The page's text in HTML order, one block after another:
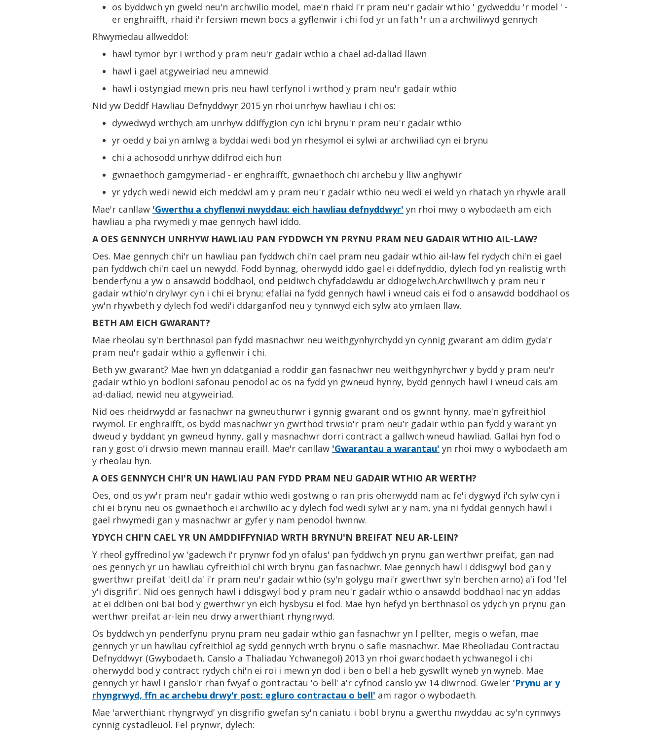
os byddwch yn gweld neu'n archwilio model, mae'n rhaid i'r pram neu'r gadair wthio ' gydweddu 'r model ' -
er enghraifft, rhaid i'r fersiwn mewn bocs a gyflenwir i chi fod yr un fath 'r un a archwiliwyd gennych
Rhwymedau allweddol:
hawl tymor byr i wrthod y pram neu'r gadair wthio a chael ad-daliad llawn
hawl i gael atgyweiriad neu amnewid
hawl i ostyngiad mewn pris neu hawl terfynol i wrthod y pram neu'r gadair wthio
Nid yw Deddf Hawliau Defnyddwyr 2015 yn rhoi unrhyw hawliau i chi os:
dywedwyd wrthych am unrhyw ddiffygion cyn ichi brynu'r pram neu'r gadair wthio
yr oedd y bai yn amlwg a byddai wedi bod yn rhesymol ei sylwi ar archwiliad cyn ei brynu
chi a achosodd unrhyw ddifrod eich hun
gwnaethoch gamgymeriad - er enghraifft, gwnaethoch chi archebu y lliw anghywir
yr ydych wedi newid eich meddwl am y pram neu'r gadair wthio neu wedi ei weld yn rhatach yn rhywle arall
Mae'r canllaw 'Gwerthu a chyflenwi nwyddau: eich hawliau defnyddwyr' yn rhoi mwy o wybodaeth am eich
hawliau a pha rwymedi y mae gennych hawl iddo.
A OES GENNYCH UNRHYW HAWLIAU PAN FYDDWCH YN PRYNU PRAM NEU GADAIR WTHIO AIL-LAW?
Oes. Mae gennych chi'r un hawliau pan fyddwch chi'n cael pram neu gadair wthio ail-law fel rydych chi'n ei gael
pan fyddwch chi'n cael un newydd. Fodd bynnag, oherwydd iddo gael ei ddefnyddio, dylech fod yn realistig wrth
benderfynu a yw o ansawdd boddhaol, ond peidiwch chyfaddawdu ar ddiogelwch.Archwiliwch y pram neu'r
gadair wthio'n drylwyr cyn i chi ei brynu; efallai na fydd gennych hawl i wneud cais ei fod o ansawdd boddhaol os
yw'n rhywbeth y dylech fod wedi'i ddarganfod neu y tynnwyd eich sylw ato ymlaen llaw.
BETH AM EICH GWARANT?
Mae rheolau sy'n berthnasol pan fydd masnachwr neu weithgynhyrchydd yn cynnig gwarant am ddim gyda'r
pram neu'r gadair wthio a gyflenwir i chi.
Beth yw gwarant? Mae hwn yn ddatganiad a roddir gan fasnachwr neu weithgynhyrchwr y bydd y pram neu'r
gadair wthio yn bodloni safonau penodol ac os na fydd yn gwneud hynny, bydd gennych hawl i wneud cais am
ad-daliad, newid neu atgyweiriad.
Nid oes rheidrwydd ar fasnachwr na gwneuthurwr i gynnig gwarant ond os gwnnt hynny, mae'n gyfreithiol
rwymol. Er enghraifft, os bydd masnachwr yn gwrthod trwsio'r pram neu'r gadair wthio pan fydd y warant yn
dweud y byddant yn gwneud hynny, gall y masnachwr dorri contract a gallwch wneud hawliad. Gallai hyn fod o
ran y gost o'i drwsio mewn mannau eraill. Mae'r canllaw 'Gwarantau a warantau' yn rhoi mwy o wybodaeth am
y rheolau hyn.
A OES GENNYCH CHI'R UN HAWLIAU PAN FYDD PRAM NEU GADAIR WTHIO AR WERTH?
Oes, ond os yw'r pram neu'r gadair wthio wedi gostwng o ran pris oherwydd nam ac fe'i dygwyd i'ch sylw cyn i
chi ei brynu neu os gwnaethoch ei archwilio ac y dylech fod wedi sylwi ar y nam, yna ni fyddai gennych hawl i
gael rhwymedi gan y masnachwr ar gyfer y nam penodol hwnnw.
YDYCH CHI'N CAEL YR UN AMDDIFFYNIAD WRTH BRYNU'N BREIFAT NEU AR-LEIN?
Y rheol gyffredinol yw 'gadewch i'r prynwr fod yn ofalus' pan fyddwch yn prynu gan werthwr preifat, gan nad
oes gennych yr un hawliau cyfreithiol chi wrth brynu gan fasnachwr. Mae gennych hawl i ddisgwyl bod gan y
gwerthwr preifat 'deitl da' i'r pram neu'r gadair wthio (sy'n golygu mai'r gwerthwr sy'n berchen arno) a'i fod 'fel
y'i disgrifir'. Nid oes gennych hawl i ddisgwyl bod y pram neu'r gadair wthio o ansawdd boddhaol nac yn addas
at ei ddiben oni bai bod y gwerthwr yn eich hysbysu ei fod. Mae hyn hefyd yn berthnasol os ydych yn prynu gan
werthwr preifat ar-lein neu drwy arwerthiant rhyngrwyd.
Os byddwch yn penderfynu prynu pram neu gadair wthio gan fasnachwr yn l pellter, megis o wefan, mae
gennych yr un hawliau cyfreithiol ag sydd gennych wrth brynu o safle masnachwr. Mae Rheoliadau Contractau
Defnyddwyr (Gwybodaeth, Canslo a Thaliadau Ychwanegol) 2013 yn rhoi gwarchodaeth ychwanegol i chi
oherwydd bod y contract rydych chi'n ei roi i mewn yn dod i ben o bell a heb gyswllt wyneb yn wyneb. Mae
gennych yr hawl i ganslo'r rhan fwyaf o gontractau 'o bell' a'r cyfnod canslo yw 14 diwrnod. Gweler 'Prynu ar y
rhyngrwyd, ffn ac archebu drwy'r post: egluro contractau o bell' am ragor o wybodaeth.
Mae 'arwerthiant rhyngrwyd' yn disgrifio gwefan sy'n caniatu i bobl brynu a gwerthu nwyddau ac sy'n cynnwys
cynnig cystadleuol. Fel prynwr, dylech: